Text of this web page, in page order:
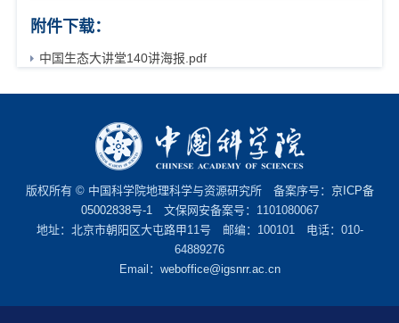
附件下载：
中国生态大讲堂140讲海报.pdf
版权所有 © 中国科学院地理科学与资源研究所 备案序号： 京ICP备
05002838号-1文保网安备案号：1101080067
地址：北京市朝阳区大屯路甲11号 邮编：100101 电话：010-
64889276
Email： weboffice@igsnrr.ac.cn